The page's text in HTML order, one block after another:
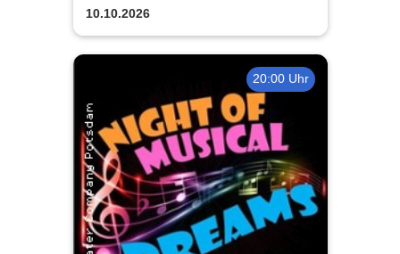
10.10.2026
20:00 Uhr